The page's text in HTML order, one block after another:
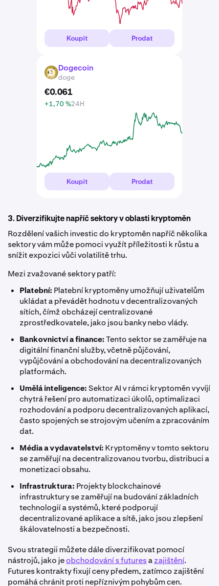
Koupit Prodat
DOGE Dogecoin
doge
€0.061
+1,70 %24H
Koupit Prodat
3. Diverzifikujte napříč sektory v oblasti kryptoměn
Rozdělení vašich investic do kryptoměn napříč několika
sektory vám může pomoci využít příležitosti k růstu a
snížit expozici vůči volatilitě trhu.
Mezi zvažované sektory patří:
Platební: Platební kryptoměny umožňují uživatelům
ukládat a převádět hodnotu v decentralizovaných
sítích, čímž obcházejí centralizované
zprostředkovatele, jako jsou banky nebo vlády.
Bankovnictví a finance:Tento sektor se zaměřuje na
digitální finanční služby, včetně půjčování,
vypůjčování a obchodování na decentralizovaných
platformách.
Umělá inteligence:Sektor AI v rámci kryptoměn vyvíjí
chytrá řešení pro automatizaci úkolů, optimalizaci
rozhodování a podporu decentralizovaných aplikací,
často spojených se strojovým učením a zpracováním
dat.
Média a vydavatelství: Kryptoměny v tomto sektoru
se zaměřují na decentralizovanou tvorbu, distribuci a
monetizaci obsahu.
Infrastruktura: Projekty blockchainové
infrastruktury se zaměřují na budování základních
technologií a systémů, které podporují
decentralizované aplikace a sítě, jako jsou zlepšení
škálovatelnosti a bezpečnosti.
Svou strategii můžete dále diverzifikovat pomocí
nástrojů, jako jeobchodování s futuresazajištění.
Futures kontrakty fixují ceny předem, zatímco zajištění
pomáhá chránit proti nepříznivým pohybům cen.